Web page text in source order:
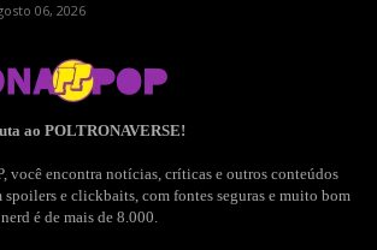
06, 2026
ao POLTRONAVERSE!
você encontra notícias, críticas e outros conteúdos
spoilers e clickbaits, com fontes seguras e muito bom
é de mais de 8.000.